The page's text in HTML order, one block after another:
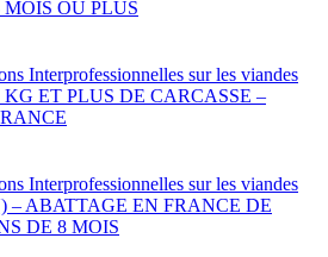
OU PLUS
Interprofessionnelles sur les viandes
ET PLUS DE CARCASSE –
Interprofessionnelles sur les viandes
– ABATTAGE EN FRANCE DE
DE 8 MOIS